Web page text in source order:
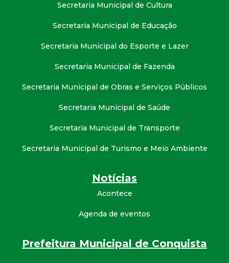
Secretaria Municipal de Cultura
Secretaria Municipal de Educação
Secretaria Municipal do Esporte e Lazer
Secretaria Municipal de Fazenda
Secretaria Municipal de Obras e Serviços Públicos
Secretaria Municipal de Saúde
Secretaria Municipal de Transporte
Secretaria Municipal de Turismo e Meio Ambiente
Notícias
Acontece
Agenda de eventos
Prefeitura Municipal de Conquista